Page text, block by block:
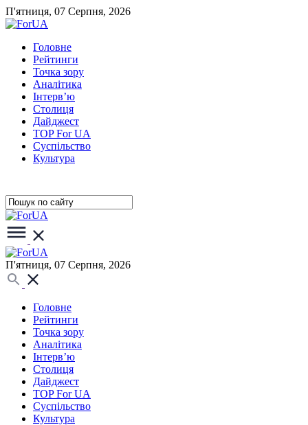
П'ятниця, 07 Серпня, 2026
Головне
Рейтинги
Точка зору
Аналітика
Інтерв’ю
Столиця
Дайджест
TOP For UA
Суспiльство
Культура
П'ятниця, 07 Серпня, 2026
Головне
Рейтинги
Точка зору
Аналітика
Інтерв’ю
Столиця
Дайджест
TOP For UA
Суспiльство
Культура